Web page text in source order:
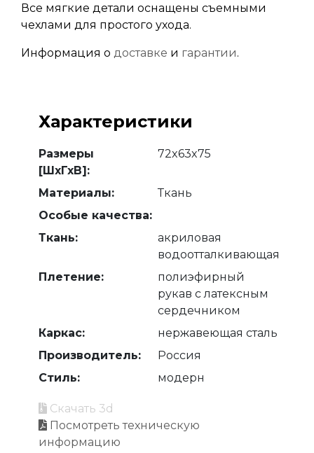
Все мягкие детали оснащены съемными
чехлами для простого ухода.
Информация о доставке и гарантии.
Характеристики
Размеры
[ШхГхВ]:
72x63x75
Материалы:
Ткань
Особые качества:
Ткань:
акриловая
водоотталкивающая
Плетение:
полиэфирный
рукав с латексным
сердечником
Каркас:
нержавеющая сталь
Производитель:
Россия
Стиль:
модерн
Скачать 3d
Посмотреть техническую
информацию